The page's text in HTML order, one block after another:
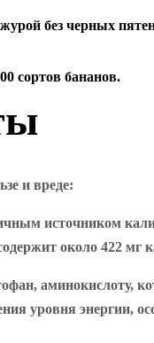
без черных
сортов бананов.
и вреде:
источником
около 422
аминокислоту,
уровня энергии,